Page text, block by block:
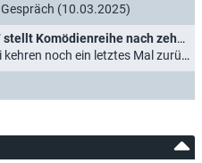
(10.03.2025)
Aus für "Familie Bundschuh": ZDF stellt Komödienreihe nach zehn Jahren ein
ein letztes Mal zurück (06.03.2025)